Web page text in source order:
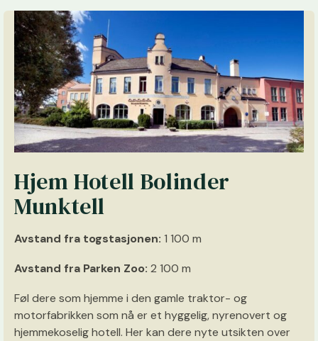
Hjem Hotell Bolinder
Munktell
Avstand fra togstasjonen: 1 100 m
Avstand fra Parken Zoo: 2 100 m
Føl dere som hjemme i den gamle traktor- og
motorfabrikken som nå er et hyggelig, nyrenovert og
hjemmekoselig hotell. Her kan dere nyte utsikten over